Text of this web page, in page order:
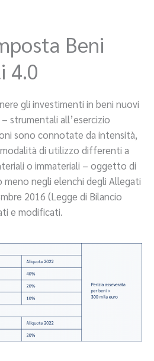
Beni
4.0
gli investimenti in beni nuovi
strumentali all’esercizio
sono connotate da intensità,
di utilizzo differenti a
o immateriali – oggetto di
negli elenchi degli Allegati
2016 (Legge di Bilancio
e modificati.